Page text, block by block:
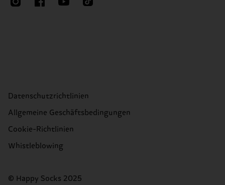
Datenschutzrichtlinien
Allgemeine Geschäftsbedingungen
Cookie-Richtlinien
Whistleblowing
© Happy Socks 2025